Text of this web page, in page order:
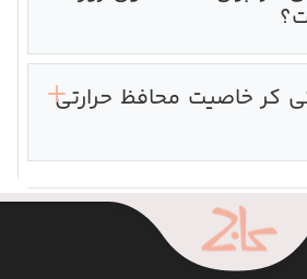
کر خاصیت محافظ حرارتی